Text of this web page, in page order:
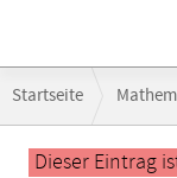
Navigation
Startseite
CS 623 — Kleines
Hauptinhalt
Dieser Eintrag